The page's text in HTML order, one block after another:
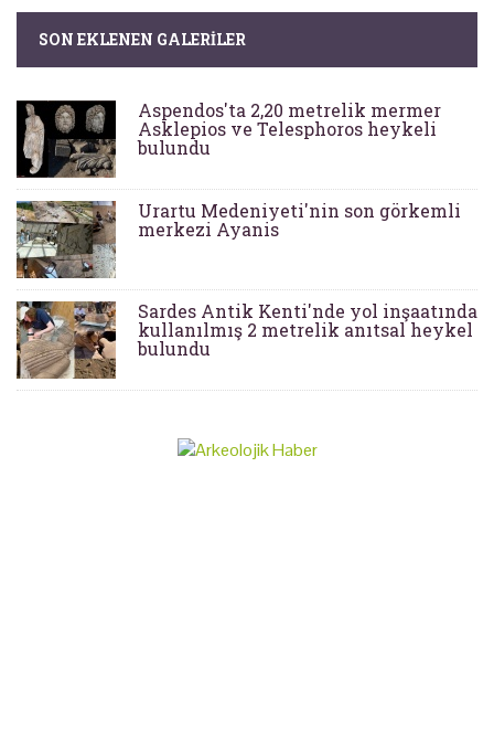
SON EKLENEN GALERILER
Aspendos'ta 2,20 metrelik mermer
Asklepios ve Telesphoros heykeli
bulundu
Urartu Medeniyeti'nin son görkemli
merkezi Ayanis
Sardes Antik Kenti'nde yol inşaatında
kullanılmış 2 metrelik anıtsal heykel
bulundu